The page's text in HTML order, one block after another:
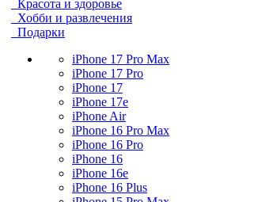
Красота и здоровье
Хобби и развлечения
Подарки
iPhone 17 Pro Max
iPhone 17 Pro
iPhone 17
iPhone 17e
iPhone Air
iPhone 16 Pro Max
iPhone 16 Pro
iPhone 16
iPhone 16e
iPhone 16 Plus